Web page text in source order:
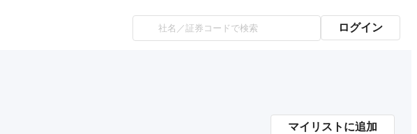
ログイン
マイリストに追加